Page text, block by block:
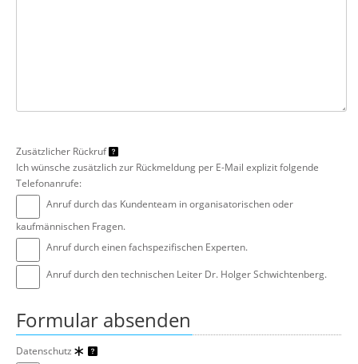
Zusätzlicher Rückruf
Ich wünsche zusätzlich zur Rückmeldung per E-Mail explizit folgende
Telefonanrufe:
Anruf durch das Kundenteam in organisatorischen oder
kaufmännischen Fragen.
Anruf durch einen fachspezifischen Experten.
Anruf durch den technischen Leiter Dr. Holger Schwichtenberg.
Formular absenden
Datenschutz